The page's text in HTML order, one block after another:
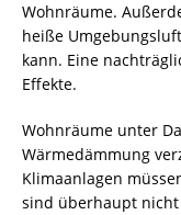
Wohnräume.
heiße
kann. Eine
Effekte.
Wohnräume unter
Wärmedämmung
Klimaanlagen
sind überhaupt nicht